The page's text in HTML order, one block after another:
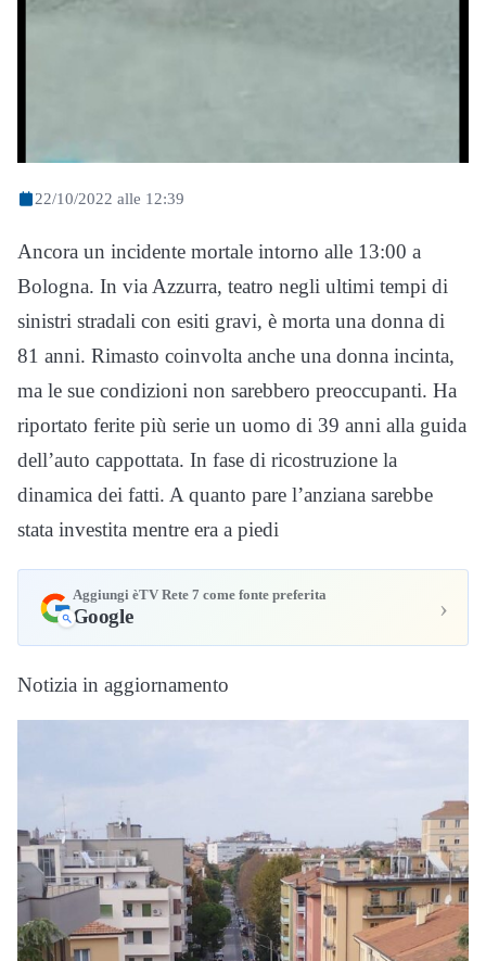
22/10/2022 alle 12:39
Ancora un incidente mortale intorno alle 13:00 a
Bologna. In via Azzurra, teatro negli ultimi tempi di
sinistri stradali con esiti gravi, è morta una donna di
81 anni. Rimasto coinvolta anche una donna incinta,
ma le sue condizioni non sarebbero preoccupanti. Ha
riportato ferite più serie un uomo di 39 anni alla guida
dell’auto cappottata. In fase di ricostruzione la
dinamica dei fatti. A quanto pare l’anziana sarebbe
stata investita mentre era a piedi
Aggiungi èTV Rete 7 come fonte preferita
Google ›
Notizia in aggiornamento